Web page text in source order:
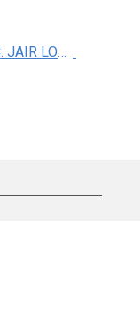
M. EN C. JAIR LOZANO CUENCA